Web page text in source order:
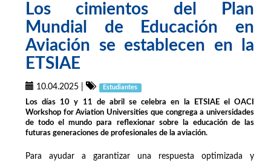
Los cimientos del Plan
Mundial de Educación en
Aviación se establecen en la
ETSIAE
10.04.2025 Estudiantes
Los días 10 y 11 de abril se celebra en la ETSIAE el OACI
Workshop for Aviation Universities que congrega a universidades
de todo el mundo para reflexionar sobre la educación de las
futuras generaciones de profesionales de la aviación.
Para ayudar a garantizar una respuesta optimizada y